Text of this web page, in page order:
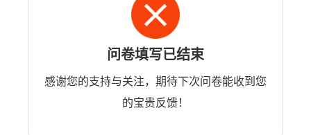
问卷填写已结束
感谢您的支持与关注，期待下次问卷能收到您
的宝贵反馈！